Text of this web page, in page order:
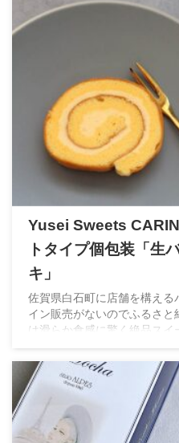
Yusei Sweets
トタイプ個包装「生
キ」
佐賀県白石町に店舗を構え
イン販売がないのでふるさ
は滑らか食感に驚く絶品スイ